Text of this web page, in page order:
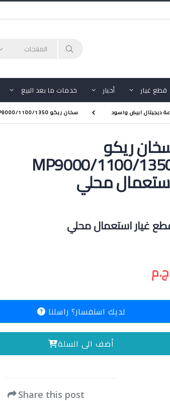
قطع غيار أحبار خدمات ما بعد البيع
ديجيتال ابيض واسود سخان ريكو MP9000/1100/1350 استعمال محلي
ريكو
MP9000/1100/
محلي
غيار استعمال محلي
لديك استفسار؟ راسلنا
أضف الى السلة
Share this post